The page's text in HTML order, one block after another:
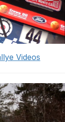
Videos